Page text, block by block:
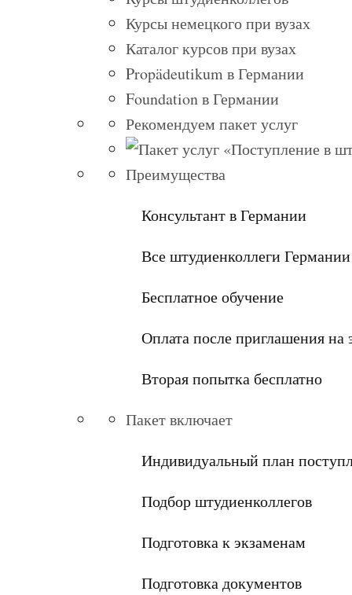
Курсы немецкого при вузах
Каталог курсов при вузах
Propädeutikum в Германии
Foundation в Германии
Рекомендуем пакет услуг
Преимущества
Консультант в Германии
Все штудиенколлеги Германии
Бесплатное обучение
Оплата после приглашения на
Вторая попытка бесплатно
Пакет включает
Индивидуальный план
Подбор штудиенколлегов
Подготовка к экзаменам
Подготовка документов